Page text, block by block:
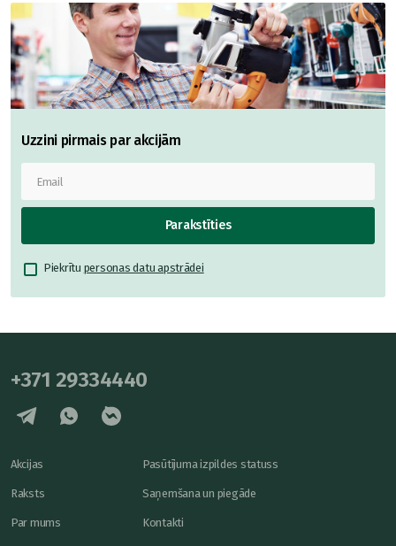
Uzzini pirmais par akcijām
Parakstīties
Piekrītu personas datu apstrādei
+371 29334440
Akcijas
Raksts
Par mums
Pasūtījuma izpildes statuss
Saņemšana un piegāde
Kontakti